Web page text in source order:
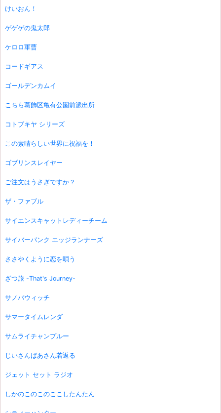
けいおん！
ゲゲゲの鬼太郎
ケロロ軍曹
コードギアス
ゴールデンカムイ
こちら葛飾区亀有公園前派出所
コトブキヤ シリーズ
この素晴らしい世界に祝福を！
ゴブリンスレイヤー
ご注文はうさぎですか？
ザ・ファブル
サイエンスキャットレディーチーム
サイバーパンク エッジランナーズ
ささやくように恋を唄う
ざつ旅 -That's Journey-
サノバウィッチ
サマータイムレンダ
サムライチャンプルー
じいさんばあさん若返る
ジェット セット ラジオ
しかのこのこのここしたんたん